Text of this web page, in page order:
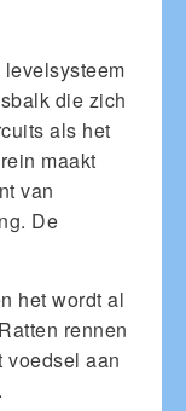
die zich
als het
maakt
van
De
het wordt al
rennen
voedsel aan